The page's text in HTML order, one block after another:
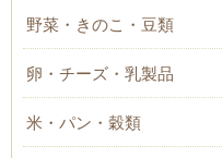
野菜・きのこ・豆類
卵・チーズ・乳製品
米・パン・穀類